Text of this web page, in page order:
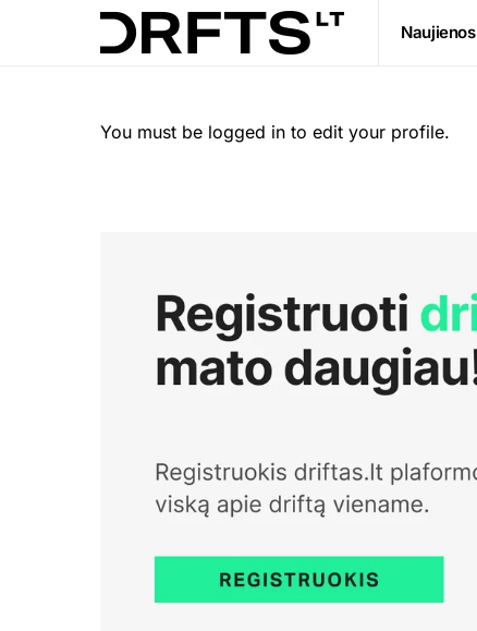
Naujienos
You must be logged in to edit your profile.